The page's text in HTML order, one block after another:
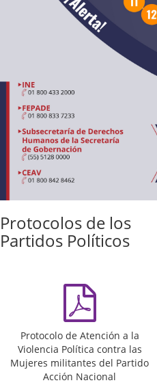
Protocolos de los
Partidos Políticos
Protocolo de Atención a la
Violencia Política contra las
Mujeres militantes del Partido
Acción Nacional